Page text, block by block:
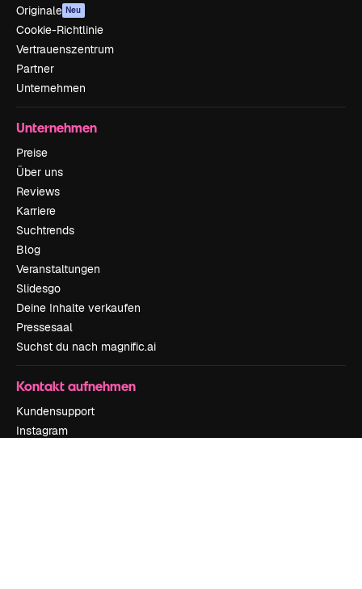
Originale Neu
Cookie-Richtlinie
Vertrauenszentrum
Partner
Unternehmen
Unternehmen
Preise
Über uns
Reviews
Karriere
Suchtrends
Blog
Veranstaltungen
Slidesgo
Deine Inhalte verkaufen
Pressesaal
Suchst du nach magnific.ai
Kontakt aufnehmen
Kundensupport
Instagram